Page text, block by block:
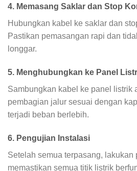
4. Memasang Saklar dan Stop
Hubungkan kabel ke saklar dan
Pastikan pemasangan rapi dan
longgar.
5. Menghubungkan ke Panel
Sambungkan kabel ke panel listrik
pembagian jalur sesuai dengan
terjadi beban berlebih.
6. Pengujian Instalasi
Setelah semua terpasang, lakukan
memastikan semua titik listrik